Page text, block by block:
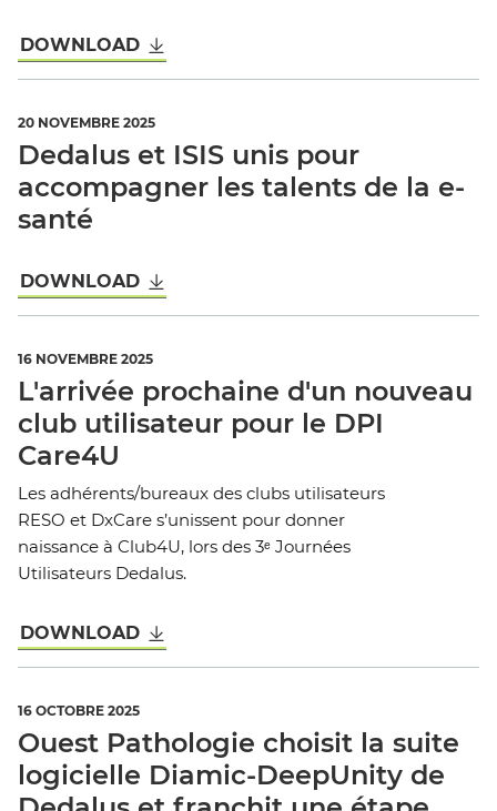
DOWNLOAD
20 NOVEMBRE 2025
Dedalus et ISIS unis pour
accompagner les talents de la e-
santé
DOWNLOAD
16 NOVEMBRE 2025
L'arrivée prochaine d'un nouveau
club utilisateur pour le DPI
Care4U
Les adhérents/bureaux des clubs utilisateurs
RESO et DxCare s’unissent pour donner
naissance à Club4U, lors des 3ᵉ Journées
Utilisateurs Dedalus.
DOWNLOAD
16 OCTOBRE 2025
Ouest Pathologie choisit la suite
logicielle Diamic-DeepUnity de